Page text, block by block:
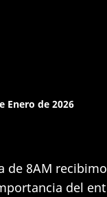
Enero de 2026
de 8AM
del